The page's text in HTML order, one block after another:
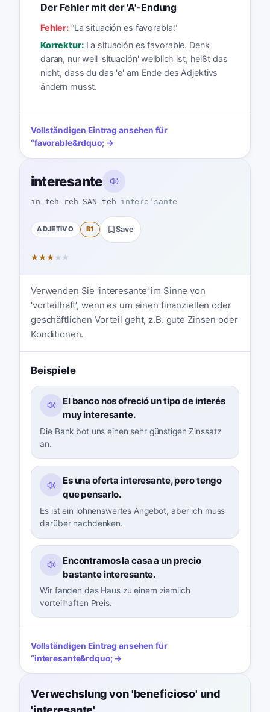
Der Fehler mit der 'A'-Endung
Fehler: “La situación es favorabla.”
Korrektur: La situación es favorable. Denk
daran, nur weil 'situación' weiblich ist, heißt das
nicht, dass du das 'e' am Ende des Adjektivs
ändern musst.
Vollständigen Eintrag ansehen für
“favorable&rdquo; →
interesante
in-teh-reh-SAN-teh inteɾeˈsante
ADJETIVO B1 Save
★★★ ★ ★
Verwenden Sie 'interesante' im Sinne von
'vorteilhaft', wenn es um einen finanziellen oder
geschäftlichen Vorteil geht, z.B. gute Zinsen oder
Konditionen.
Beispiele
El banco nos ofreció un tipo de interés
muy interesante.
Die Bank bot uns einen sehr günstigen Zinssatz
an.
Es una oferta interesante, pero tengo
que pensarlo.
Es ist ein lohnenswertes Angebot, aber ich muss
darüber nachdenken.
Encontramos la casa a un precio
bastante interesante.
Wir fanden das Haus zu einem ziemlich
vorteilhaften Preis.
Vollständigen Eintrag ansehen für
“interesante&rdquo; →
Verwechslung von 'beneficioso' und